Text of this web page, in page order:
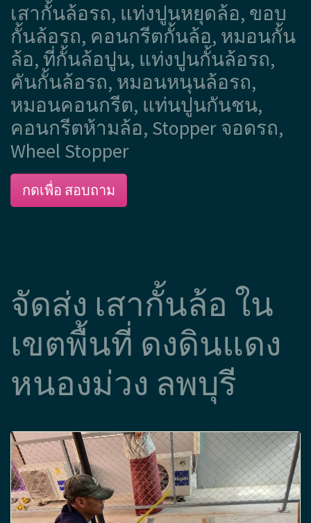
เสากั้นล้อรถ, แท่งปูนหยุดล้อ, ขอบ
กั้นล้อรถ, คอนกรีตกั้นล้อ, หมอนกั้น
ล้อ, ที่กั้นล้อปูน, แท่งปูนกั้นล้อรถ,
คันกั้นล้อรถ, หมอนหนุนล้อรถ,
หมอนคอนกรีต, แท่นปูนกันชน,
คอนกรีตห้ามล้อ, Stopper จอดรถ,
Wheel Stopper
กดเพื่อ สอบถาม
จัดส่ง เสากั้นล้อ ใน
เขตพื้นที่ ดงดินแดง
หนองม่วง ลพบุรี